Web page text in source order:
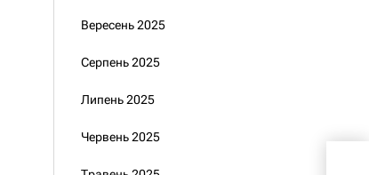
Вересень 2025
Серпень 2025
Липень 2025
Червень 2025